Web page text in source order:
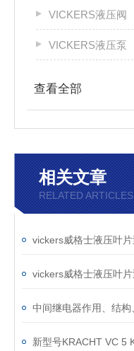
VICKERS液压阀
VICKERS液压泵
查看全部
相关文章
RELATED ARTICLES